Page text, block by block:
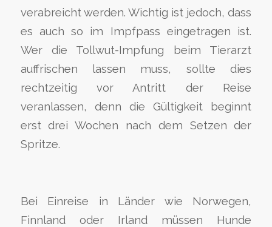
verabreicht werden. Wichtig ist jedoch, dass
es auch so im Impfpass eingetragen ist.
Wer die Tollwut-Impfung beim Tierarzt
auffrischen lassen muss, sollte dies
rechtzeitig vor Antritt der Reise
veranlassen, denn die Gültigkeit beginnt
erst drei Wochen nach dem Setzen der
Spritze.
Bei Einreise in Länder wie Norwegen,
Finnland oder Irland müssen Hunde